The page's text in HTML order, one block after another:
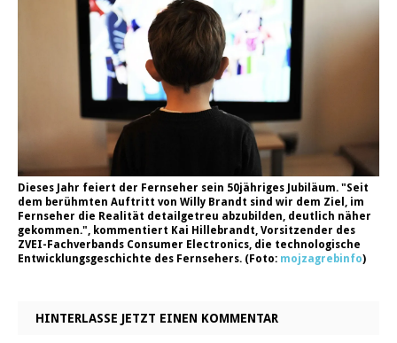
Dieses Jahr feiert der Fernseher sein 50jähriges Jubiläum. "Seit
dem berühmten Auftritt von Willy Brandt sind wir dem Ziel, im
Fernseher die Realität detailgetreu abzubilden, deutlich näher
gekommen.", kommentiert Kai Hillebrandt, Vorsitzender des
ZVEI-Fachverbands Consumer Electronics, die technologische
Entwicklungsgeschichte des Fernsehers. (Foto: mojzagrebinfo)
HINTERLASSE JETZT EINEN KOMMENTAR